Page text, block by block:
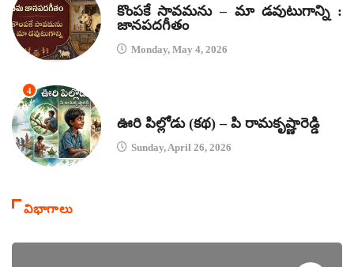
కొంపకే సావమను – మా డవుటుగాన్ని :
జానపదగీతం
Monday, May 4, 2026
4
ఊరి పిల్లోడు (కథ) – పి రామకృష్ణారెడ్డి
Sunday, April 26, 2026
విభాగాలు